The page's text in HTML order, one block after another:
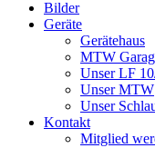
Bilder
Geräte
Gerätehaus
MTW
Unser LF
Unser MTW
Unser
Kontakt
Mitglied